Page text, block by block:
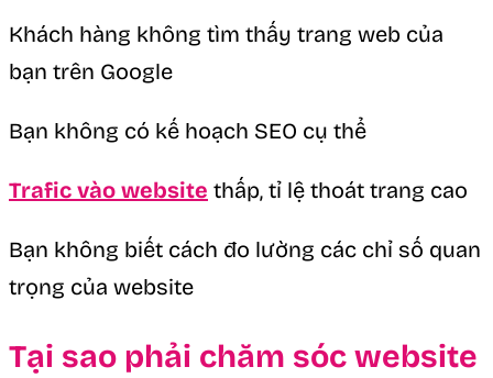
Khách hàng không tìm thấy trang web của
bạn trên Google
Bạn không có kế hoạch SEO cụ thể
Trafic vào website thấp, tỉ lệ thoát trang cao
Bạn không biết cách đo lường các chỉ số quan
trọng của website
Tại sao phải chăm sóc website